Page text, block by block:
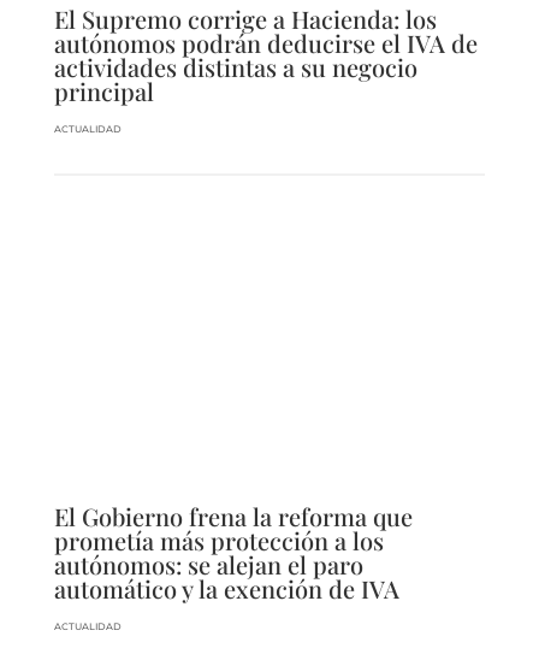
El Supremo corrige a Hacienda: los
autónomos podrán deducirse el IVA de
actividades distintas a su negocio
principal
ACTUALIDAD
El Gobierno frena la reforma que
prometía más protección a los
autónomos: se alejan el paro
automático y la exención de IVA
ACTUALIDAD